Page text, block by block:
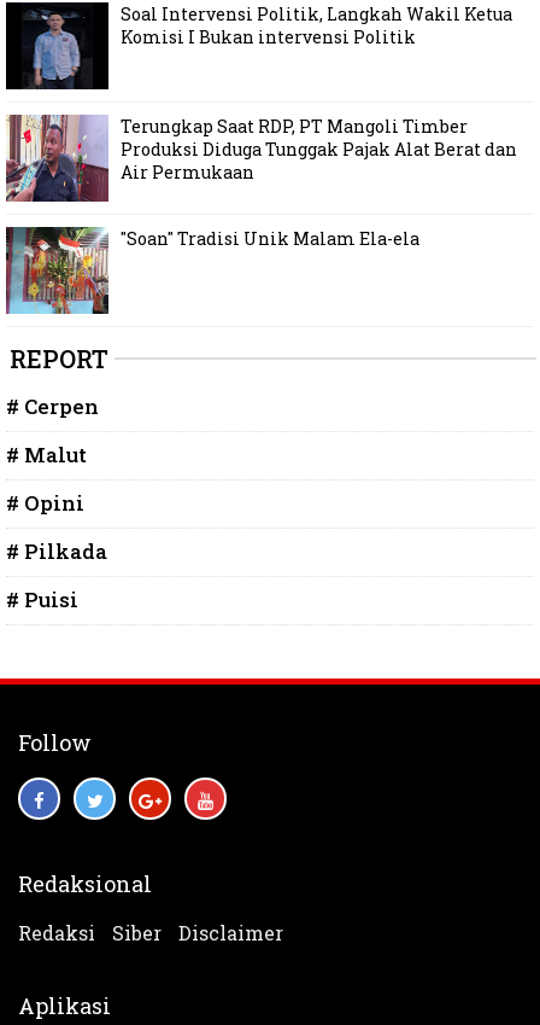
Soal Intervensi Politik, Langkah Wakil Ketua
Komisi I Bukan intervensi Politik
Terungkap Saat RDP, PT Mangoli Timber
Produksi Diduga Tunggak Pajak Alat Berat dan
Air Permukaan
"Soan" Tradisi Unik Malam Ela-ela
REPORT
# Cerpen
# Malut
# Opini
# Pilkada
# Puisi
Follow
Redaksional
Redaksi Siber Disclaimer
Aplikasi